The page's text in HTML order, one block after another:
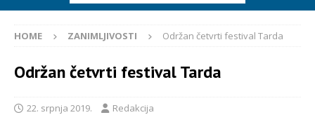
HOME ZANIMLJIVOSTI Održan četvrti festival Tarda
Održan četvrti festival Tarda
22. srpnja 2019. Redakcija